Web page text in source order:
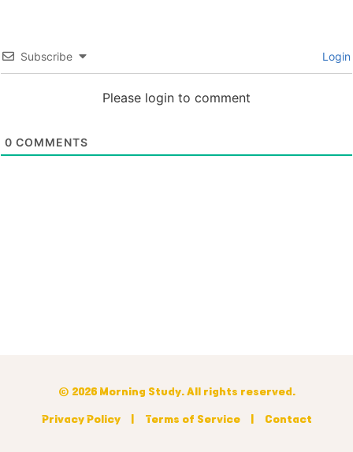
Subscribe Login
Please login to comment
0 COMMENTS
© 2026 Morning Study. All rights reserved.
Privacy Policy Terms of Service Contact